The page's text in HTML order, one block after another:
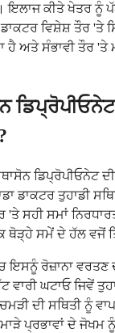
ਇਲਾਜ ਕੀਤੇ ਖੇਤਰ ਨੂੰ
ਵਿਸ਼ੇਸ਼ ਤੌਰ 'ਤੇ
ਅਤੇ ਸੰਭਾਵੀ ਤੌਰ 'ਤੇ
ਡਿਪ੍ਰੋਪੀਓਨੇਟ
ਡਾਕਟਰ ਤੁਹਾਡੀ
'ਤੇ ਸਹੀ ਸਮਾਂ
ਸਮੇਂ ਦੇ ਹੱਲ ਵਜੋਂ
ਇਸਨੂੰ ਰੋਜ਼ਾਨਾ ਵਰਤਣ
ਵਾਰੀ ਘਟਾਓ ਜਿਵੇਂ
ਚਮੜੀ ਦੀ ਸਥਿਤੀ ਨੂੰ
ਪ੍ਰਭਾਵਾਂ ਦੇ ਜੋਖਮ